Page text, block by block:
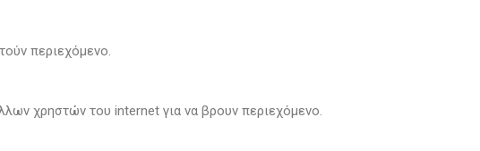
περιεχόμενο.
χρηστών του internet για να βρουν περιεχόμενο.